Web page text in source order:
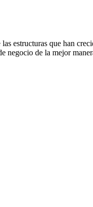
estructuras que han
negocio de la mejor